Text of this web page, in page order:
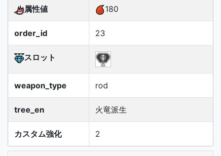
属性値 180
order_id 23
スロット
weapon_type rod
tree_en 火竜派生
カスタム強化 2